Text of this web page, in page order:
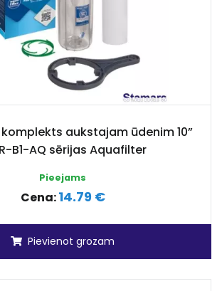
aukstajam ūdenim 10”
B1-AQ sērijas Aquafilter
Pieejams
Cena:14.79 €
Pievienot grozam